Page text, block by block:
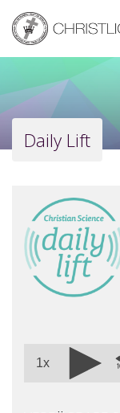
main
content
Daily Lift
1x